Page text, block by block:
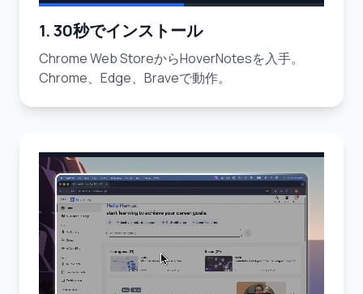
1. 30秒でインストール
Chrome Web StoreからHoverNotesを入手。
Chrome、Edge、Braveで動作。